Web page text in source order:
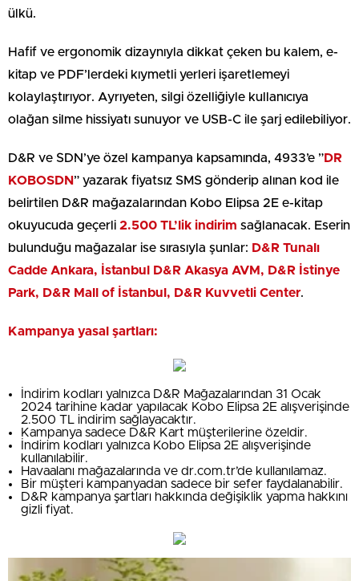
ülkü.
Hafif ve ergonomik dizaynıyla dikkat çeken bu kalem, e-
kitap ve PDF’lerdeki kıymetli yerleri işaretlemeyi
kolaylaştırıyor. Ayrıyeten, silgi özelliğiyle kullanıcıya
olağan silme hissiyatı sunuyor ve USB-C ile şarj edilebiliyor.
D&R ve SDN’ye özel kampanya kapsamında, 4933’e ”DR
KOBOSDN ” yazarak fiyatsız SMS gönderip alınan kod ile
belirtilen D&R mağazalarından Kobo Elipsa 2E e-kitap
okuyucuda geçerli 2.500 TL’lik indirim sağlanacak. Eserin
bulunduğu mağazalar ise sırasıyla şunlar: D&R Tunalı
Cadde Ankara, İstanbul D&R Akasya AVM, D&R İstinye
Park, D&R Mall of İstanbul, D&R Kuvvetli Center.
Kampanya yasal şartları:
İndirim kodları yalnızca D&R Mağazalarından 31 Ocak
2024 tarihine kadar yapılacak Kobo Elipsa 2E alışverişinde
2.500 TL indirim sağlayacaktır.
Kampanya sadece D&R Kart müşterilerine özeldir.
İndirim kodları yalnızca Kobo Elipsa 2E alışverişinde
kullanılabilir.
Havaalanı mağazalarında ve dr.com.tr’de kullanılamaz.
Bir müşteri kampanyadan sadece bir sefer faydalanabilir.
D&R kampanya şartları hakkında değişiklik yapma hakkını
gizli fiyat.